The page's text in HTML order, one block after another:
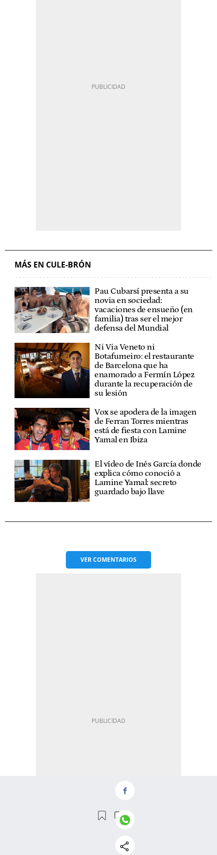
MÁS EN CULE-BRÓN
Pau Cubarsí presenta a su
novia en sociedad:
vacaciones de ensueño (en
familia) tras ser el mejor
defensa del Mundial
Ni Via Veneto ni
Botafumeiro: el restaurante
de Barcelona que ha
enamorado a Fermín López
durante la recuperación de
su lesión
Vox se apodera de la imagen
de Ferran Torres mientras
está de fiesta con Lamine
Yamal en Ibiza
El vídeo de Inés García donde
explica cómo conoció a
Lamine Yamal: secreto
guardado bajo llave
VERCOMENTARIOS